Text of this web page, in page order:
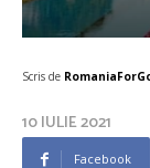
Scris de
10 IULIE 2021
Facebook